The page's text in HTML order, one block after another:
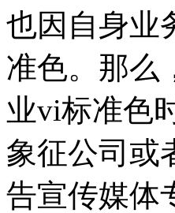
也因自身业
准色。那么
业vi标准色
象征公司或
告宣传媒体